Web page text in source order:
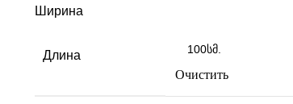
Ширина
Длина
Очистить